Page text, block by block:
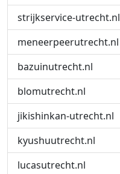
strijkservice-utrecht.nl
meneerpeerutrecht.nl
bazuinutrecht.nl
blomutrecht.nl
jikishinkan-utrecht.nl
kyushuutrecht.nl
lucasutrecht.nl